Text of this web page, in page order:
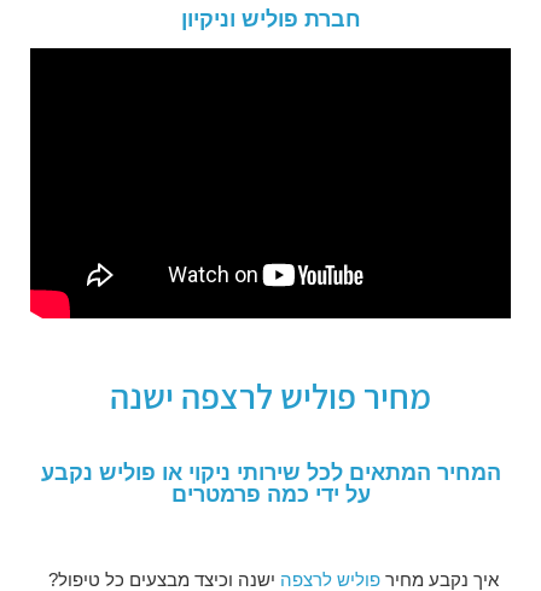
חברת פוליש וניקיון
מחיר פוליש לרצפה ישנה
המחיר המתאים לכל שירותי ניקוי או פוליש נקבע
על ידי כמה פרמטרים
איך נקבע מחיר פוליש לרצפה ישנה וכיצד מבצעים כל טיפול?